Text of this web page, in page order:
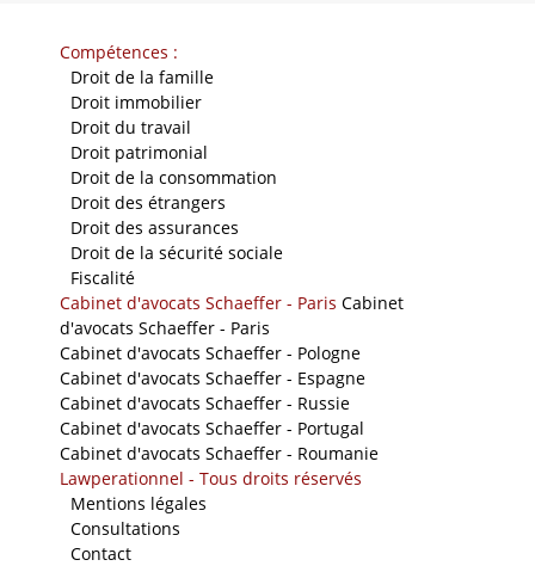
Compétences :
Droit de la famille
Droit immobilier
Droit du travail
Droit patrimonial
Droit de la consommation
Droit des étrangers
Droit des assurances
Droit de la sécurité sociale
Fiscalité
Cabinet d'avocats Schaeffer - Paris Cabinet
d'avocats Schaeffer - Paris
Cabinet d'avocats Schaeffer - Pologne
Cabinet d'avocats Schaeffer - Espagne
Cabinet d'avocats Schaeffer - Russie
Cabinet d'avocats Schaeffer - Portugal
Cabinet d'avocats Schaeffer - Roumanie
Lawperationnel - Tous droits réservés
Mentions légales
Consultations
Contact